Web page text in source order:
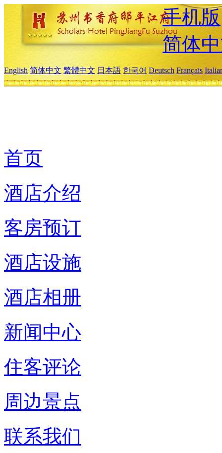
手机版
简体
English 简体中文 繁體中文 日本語 한국어 Deutsch Français
首页
酒店介绍
客房预订
酒店设施
酒店相册
新闻中心
住客评论
周边景点
联系我们